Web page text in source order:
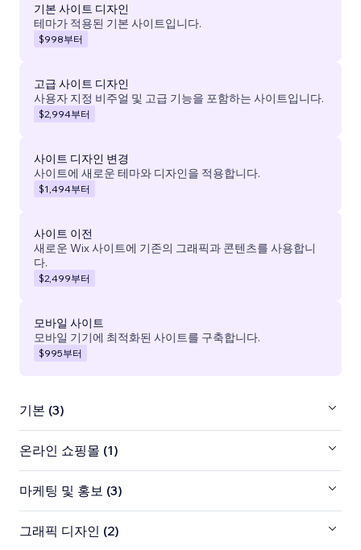
기본 사이트 디자인
테마가 적용된 기본 사이트입니다.
$998부터
고급 사이트 디자인
사용자 지정 비주얼 및 고급 기능을 포함하는 사이트입니다.
$2,994부터
사이트 디자인 변경
사이트에 새로운 테마와 디자인을 적용합니다.
$1,494부터
사이트 이전
새로운 Wix 사이트에 기존의 그래픽과 콘텐츠를 사용합니
다.
$2,499부터
모바일 사이트
모바일 기기에 최적화된 사이트를 구축합니다.
$995부터
기본 (3)
온라인 쇼핑몰 (1)
마케팅 및 홍보 (3)
그래픽 디자인 (2)